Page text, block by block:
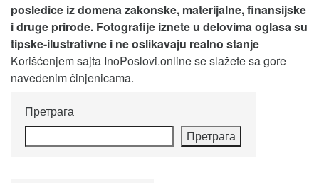
posledice iz domena zakonske, materijalne, finansijske
i druge prirode. Fotografije iznete u delovima oglasa su
tipske-ilustrativne i ne oslikavaju realno stanje
Korišćenjem sajta InoPoslovi.online se slažete sa gore
navedenim činjenicama.
Претрага
Претрага